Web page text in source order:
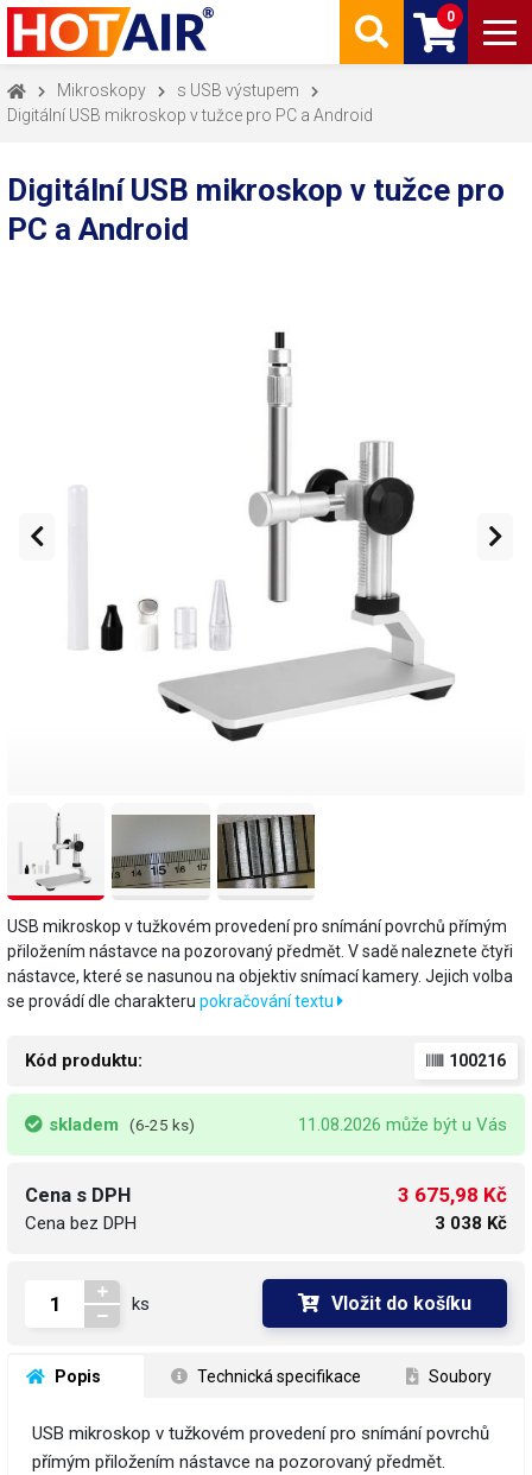
0
Mikroskopy
s USB výstupem
Digitální USB mikroskop v tužce pro PC a Android
Digitální USB mikroskop v tužce pro
PC a Android
USB mikroskop v tužkovém provedení pro snímání povrchů přímým
přiložením nástavce na pozorovaný předmět. V sadě naleznete čtyři
nástavce, které se nasunou na objektiv snímací kamery. Jejich volba
se provádí dle charakteru pokračování textu
Kód produktu: 100216
skladem (6-25 ks) 11.08.2026 může být u Vás
Cena s DPH
Cena bez DPH
3 675,98 Kč
3 038 Kč
ks Vložit do košíku
Popis Technická specifikace Soubory
USB mikroskop v tužkovém provedení pro snímání povrchů
přímým přiložením nástavce na pozorovaný předmět.